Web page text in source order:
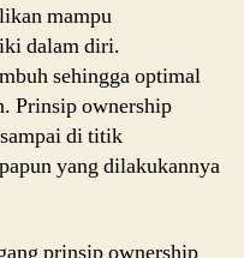
mampu
dalam diri.
sehingga optimal
Prinsip ownership
di titik
yang dilakukannya